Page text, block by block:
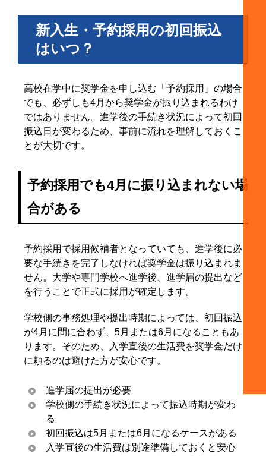
新入生・予約採用の初回振込
はいつ？
高校在学中に奨学金を申し込む「予約採用」の場合
でも、必ずしも4月から奨学金が振り込まれるわけ
ではありません。進学後の手続き状況によって初回
振込日が変わるため、事前に流れを理解しておくこ
とが大切です。
予約採用でも4月に振り込まれない場
合がある
予約採用で採用候補者となっていても、進学後に必
要な手続きを完了しなければ奨学金は振り込まれま
せん。大学や専門学校へ進学後、進学届の提出など
を行うことで正式に採用が確定します。
学校側の事務処理や提出時期によっては、初回振込
が4月に間に合わず、5月または6月になることもあ
ります。そのため、入学直後の生活費を奨学金だけ
に頼るのは避けた方が安心です。
進学届の提出が必要
学校側の手続き状況によって振込時期が変わ
る
初回振込は5月または6月になるケースがある
入学直後の生活費は別途準備しておくと安心